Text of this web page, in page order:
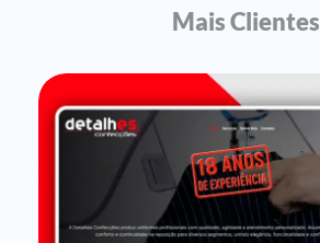
Mais Clientes